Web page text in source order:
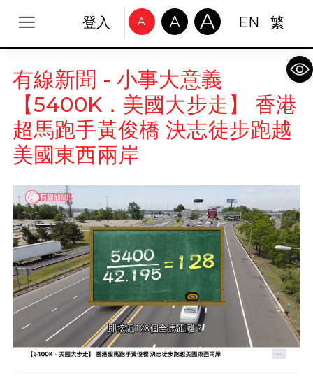
登入 A A A EN 繁
有線新聞 - 小事大意義
【5400K．美國大步走】 香港
超馬跑手黃俊橋 決志徒步跑越
美國東西兩岸